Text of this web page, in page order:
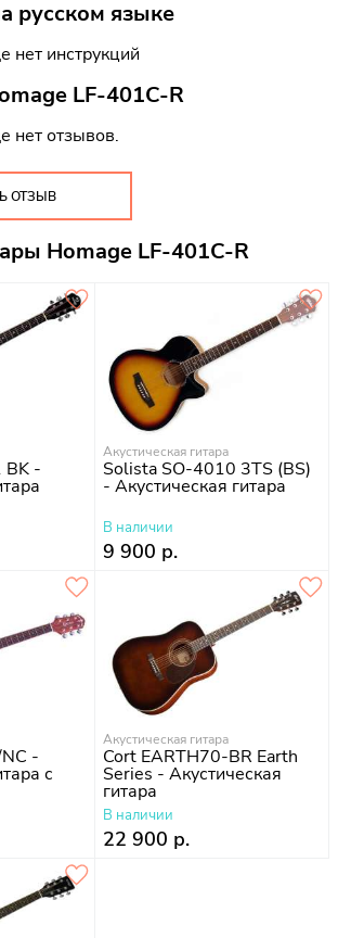
русском языке
нет инструкций
LF-401C-R
нет отзывов.
ОТЗЫВ
Homage LF-401C-R
BK -
Акустическая гитара
Solista SO-4010 3TS (BS)
- Акустическая гитара
В наличии
9 900 р.
-
с
Акустическая гитара
Cort EARTH70-BR Earth
Series - Акустическая
гитара
В наличии
22 900 р.